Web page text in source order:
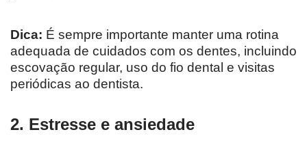
Dica: É sempre importante manter uma rotina
adequada de cuidados com os dentes, incluindo
escovação regular, uso do fio dental e visitas
periódicas ao dentista.
2. Estresse e ansiedade